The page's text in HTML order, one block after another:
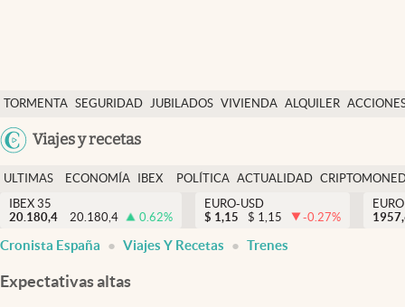
TORMENTA SEGURIDAD JUBILADOS VIVIENDA ALQUILER
Viajes y recetas
Economía y finanzas
Política
Actualidad
Criptomonedas
España
ULTIMAS
NOTICIAS
ECONOMÍA
FINANZAS
IBEX
EURO
POLÍTICA ACTUALIDAD
IBEX 35
20.180,4
20.180,4 0.62%
EURO-USD
$ 1,15 $ 1,15 -0.27%
Cronista España Viajes Y Recetas Trenes
Expectativas altas